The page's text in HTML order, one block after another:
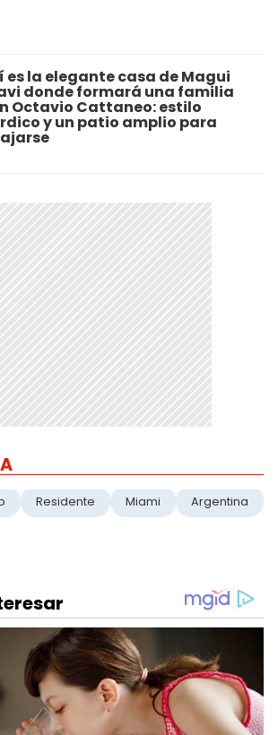
es la elegante casa de Magui
donde formará una familia
Octavio Cattaneo: estilo
y un patio amplio para
Residente Miami Argentina